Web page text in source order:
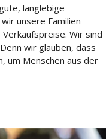
langlebige
unsere Familien
Wir sind
wir glauben, dass
um Menschen aus der